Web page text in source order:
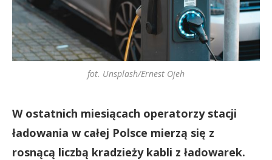
fot. Unsplash/Ernest Ojeh
W ostatnich miesiącach operatorzy stacji
ładowania w całej Polsce mierzą się z
rosnącą liczbą kradzieży kabli z ładowarek.